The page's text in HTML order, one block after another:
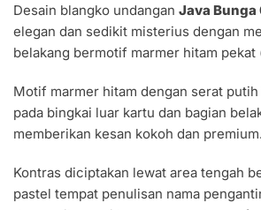
Desain blangko undangan Java Bunga
elegan dan sedikit misterius dengan
belakang bermotif marmer hitam pekat
Motif marmer hitam dengan serat
pada bingkai luar kartu dan bagian
memberikan kesan kokoh dan premium.
Kontras diciptakan lewat area tengah
pastel tempat penulisan nama